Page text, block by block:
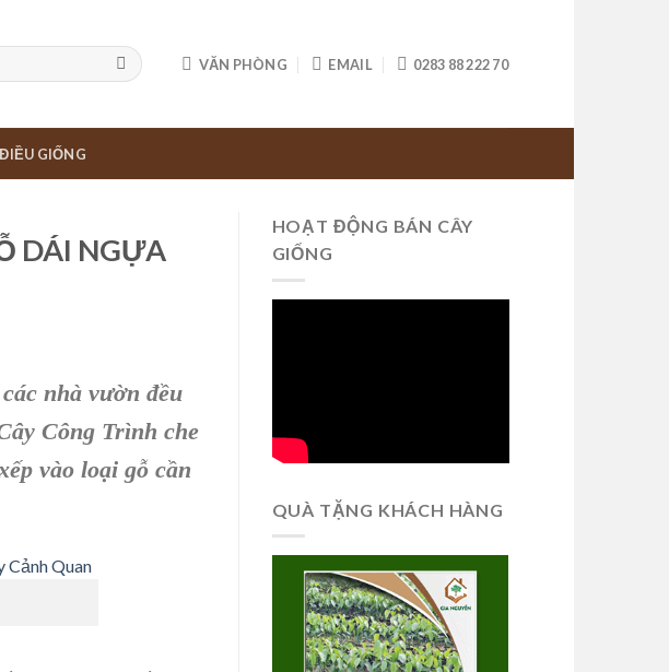
VĂN PHÒNG EMAIL 0283 88 222 70
GIỐNG
DÁI NGỰA
nhà vườn đều
ây Công Trình che
vào loại gỗ cần
HOẠT ĐỘNG BÁN CÂY
GIỐNG
QUÀ TẶNG KHÁCH HÀNG